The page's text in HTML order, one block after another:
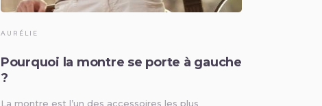
AURÉLIE
Pourquoi la montre se porte à gauche
?
La montre est l’un des accessoires les plus